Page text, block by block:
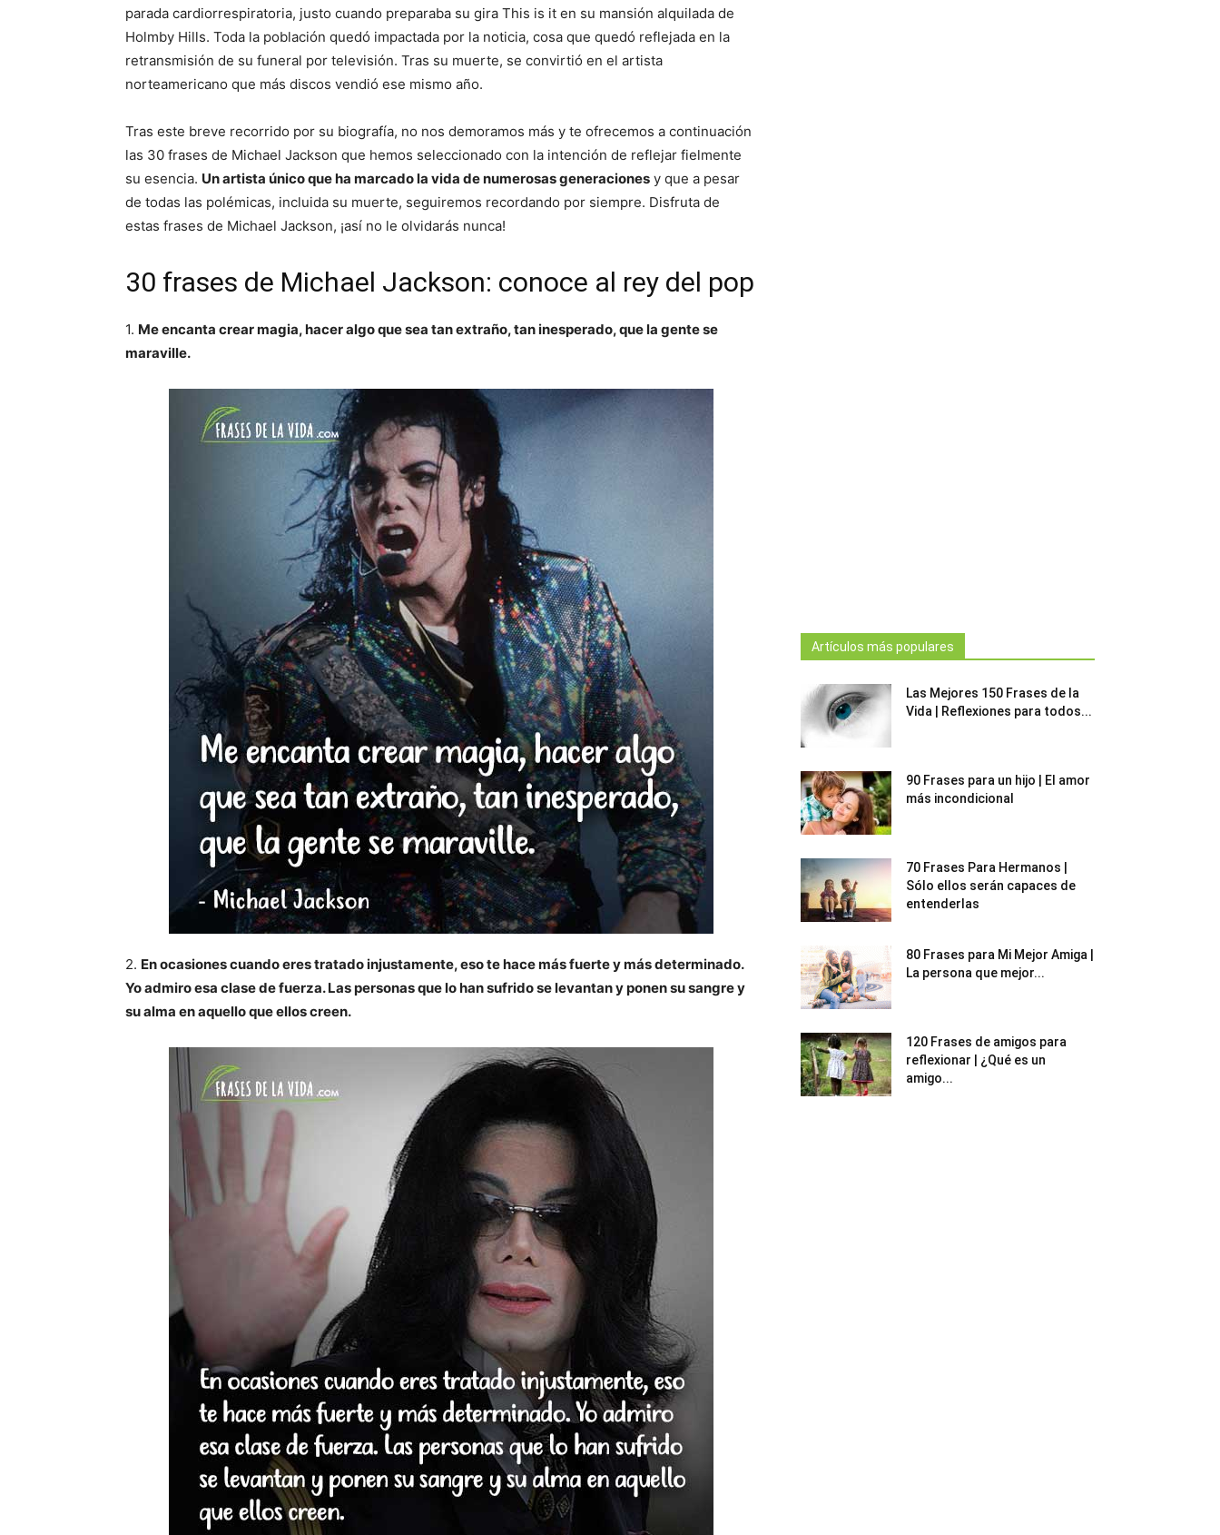
parada cardiorrespiratoria, justo cuando preparaba su gira This is it en su mansión alquilada de
Holmby Hills. Toda la población quedó impactada por la noticia, cosa que quedó reflejada en la
retransmisión de su funeral por televisión. Tras su muerte, se convirtió en el artista
norteamericano que más discos vendió ese mismo año.
Tras este breve recorrido por su biografía, no nos demoramos más y te ofrecemos a continuación
las 30 frases de Michael Jackson que hemos seleccionado con la intención de reflejar fielmente
su esencia. Un artista único que ha marcado la vida de numerosas generaciones y que a pesar
de todas las polémicas, incluida su muerte, seguiremos recordando por siempre. Disfruta de
estas frases de Michael Jackson, ¡así no le olvidarás nunca!
30 frases de Michael Jackson: conoce al rey del pop
1. Me encanta crear magia, hacer algo que sea tan extraño, tan inesperado, que la gente se
maraville.
2. En ocasiones cuando eres tratado injustamente, eso te hace más fuerte y más determinado.
Yo admiro esa clase de fuerza. Las personas que lo han sufrido se levantan y ponen su sangre y
su alma en aquello que ellos creen.
Artículos más populares
Las Mejores 150 Frases de la
Vida | Reflexiones para todos...
90 Frases para un hijo | El amor
más incondicional
70 Frases Para Hermanos |
Sólo ellos serán capaces de
entenderlas
80 Frases para Mi Mejor Amiga |
La persona que mejor...
120 Frases de amigos para
reflexionar | ¿Qué es un
amigo...